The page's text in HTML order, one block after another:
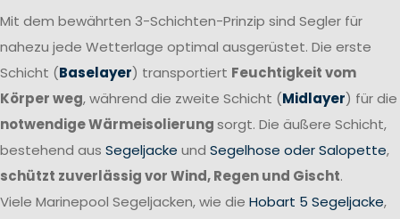
Mit dem bewährten 3-Schichten-Prinzip sind Segler für
nahezu jede Wetterlage optimal ausgerüstet. Die erste
Schicht (Baselayer) transportiert Feuchtigkeit vom
Körper weg, während die zweite Schicht (Midlayer) für die
notwendige Wärmeisolierungsorgt. Die äußere Schicht,
bestehend aus Segeljacke und Segelhose oder Salopette,
schützt zuverlässig vor Wind, Regen und Gischt.
Viele Marinepool Segeljacken, wie die Hobart 5 Segeljacke,